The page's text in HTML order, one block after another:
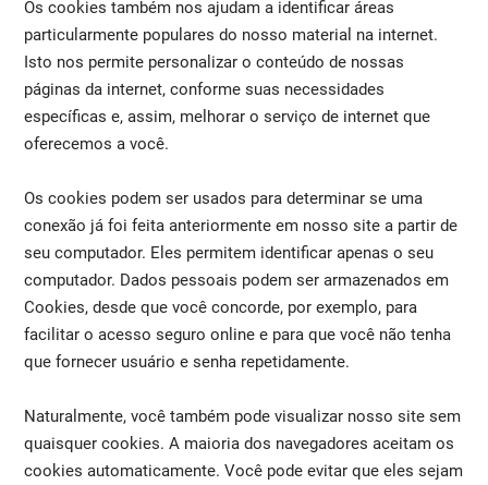
Os cookies também nos ajudam a identificar áreas
particularmente populares do nosso material na internet.
Isto nos permite personalizar o conteúdo de nossas
páginas da internet, conforme suas necessidades
específicas e, assim, melhorar o serviço de internet que
oferecemos a você.
Os cookies podem ser usados para determinar se uma
conexão já foi feita anteriormente em nosso site a partir de
seu computador. Eles permitem identificar apenas o seu
computador. Dados pessoais podem ser armazenados em
Cookies, desde que você concorde, por exemplo, para
facilitar o acesso seguro online e para que você não tenha
que fornecer usuário e senha repetidamente.
Naturalmente, você também pode visualizar nosso site sem
quaisquer cookies. A maioria dos navegadores aceitam os
cookies automaticamente. Você pode evitar que eles sejam